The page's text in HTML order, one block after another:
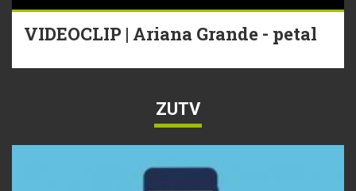
VIDEOCLIP | Ariana Grande - petal
ZUTV